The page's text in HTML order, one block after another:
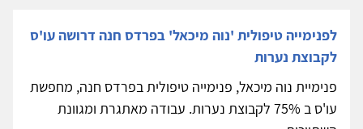
לפנימייה טיפולית 'נוה מיכאל' בפרדס חנה דרושה עו'ס
לקבוצת נערות
פנימיית נוה מיכאל, פנימייה טיפולית בפרדס חנה, מחפשת
עו'ס ב 75% לקבוצת נערות. עבודה מאתגרת ומגוונת